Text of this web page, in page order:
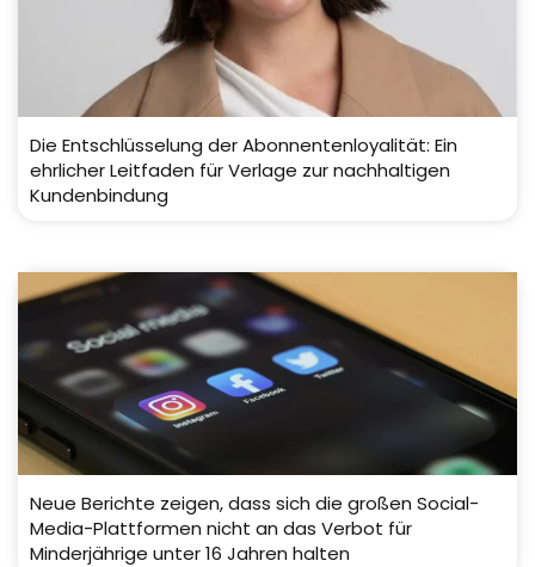
Die Entschlüsselung der Abonnentenloyalität: Ein
ehrlicher Leitfaden für Verlage zur nachhaltigen
Kundenbindung
Neue Berichte zeigen, dass sich die großen Social-
Media-Plattformen nicht an das Verbot für
Minderjährige unter 16 Jahren halten